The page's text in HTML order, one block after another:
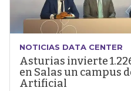
NOTICIAS DATA CENTER
Asturias invierte
en Salas un campus
Artificial